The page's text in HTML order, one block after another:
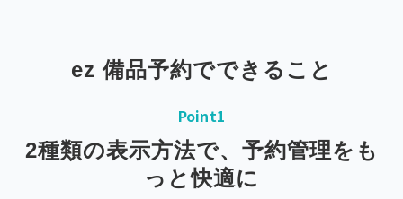
ez 備品予約でできること
Point1
2種類の表示方法で、予約管理をも
っと快適に